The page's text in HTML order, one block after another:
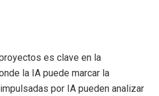
es clave en la
la IA puede marcar la
por IA pueden analizar